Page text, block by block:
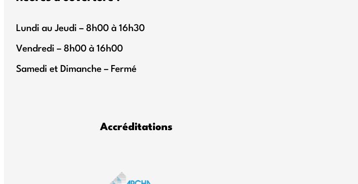
Lundi au Jeudi – 8h00 à 16h30
Vendredi – 8h00 à 16h00
Samedi et Dimanche – Fermé
Accréditations